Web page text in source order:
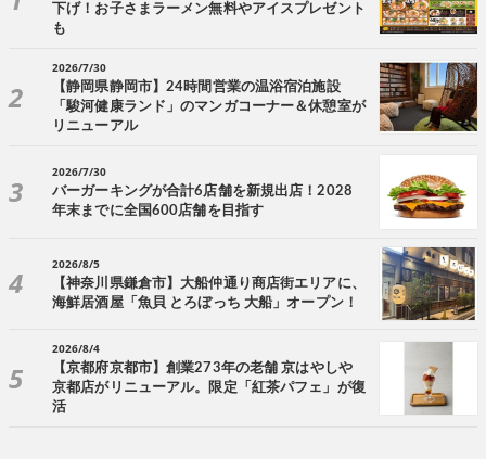
下げ！お子さまラーメン無料やアイスプレゼント
も
2026/7/30
【静岡県静岡市】24時間営業の温浴宿泊施設
「駿河健康ランド」のマンガコーナー＆休憩室が
リニューアル
2026/7/30
バーガーキングが合計6店舗を新規出店！2028
年末までに全国600店舗を目指す
2026/8/5
【神奈川県鎌倉市】大船仲通り商店街エリアに、
海鮮居酒屋「魚貝 とろぼっち 大船」オープン！
2026/8/4
【京都府京都市】創業273年の老舗 京はやしや
京都店がリニューアル。限定「紅茶パフェ」が復
活